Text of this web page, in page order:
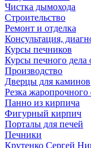
Чистка дымохода
Строительство
Ремонт и отделка
Консультация,
Курсы печников
Курсы печного
Производство
Дверцы для каминов
Резка жаропрочного
Панно из кирпича
Фигурный кирпич
Порталы для печей
Печники
Крутенко Сергей